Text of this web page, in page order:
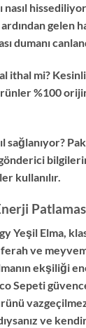
nasıl
ardından gelen
dumanı
ithal mi?
%100
sağlanıyor?
kullanılır.
Yeşil Elma,
ve
ekşiliği
Sepeti
ve